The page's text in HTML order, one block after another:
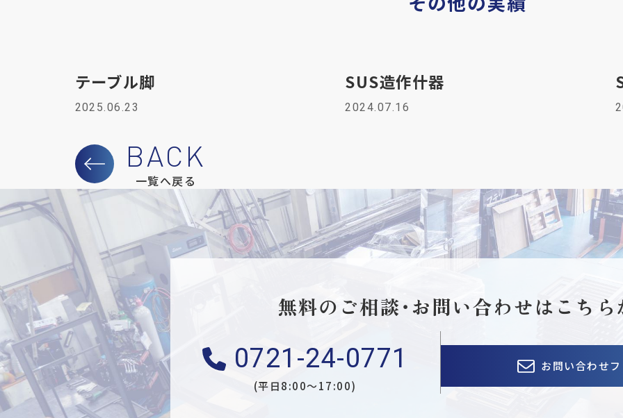
テーブル脚
2025.06.23
SUS造作什器
2024.07.16
一覧へ戻る
無料のご相談・お問い合わせは こち
0721-24-0771
(平日8:00〜17:00)
お問い合わせ